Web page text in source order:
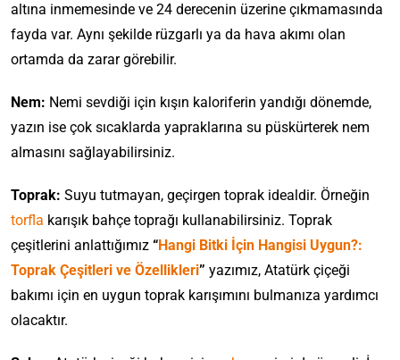
altına inmemesinde ve 24 derecenin üzerine çıkmamasında
fayda var. Aynı şekilde rüzgarlı ya da hava akımı olan
ortamda da zarar görebilir.
Nem: Nemi sevdiği için kışın kaloriferin yandığı dönemde,
yazın ise çok sıcaklarda yapraklarına su püskürterek nem
almasını sağlayabilirsiniz.
Toprak: Suyu tutmayan, geçirgen toprak idealdir. Örneğin
torfla karışık bahçe toprağı kullanabilirsiniz. Toprak
çeşitlerini anlattığımız “Hangi Bitki İçin Hangisi Uygun?:
Toprak Çeşitleri ve Özellikleri” yazımız, Atatürk çiçeği
bakımı için en uygun toprak karışımını bulmanıza yardımcı
olacaktır.